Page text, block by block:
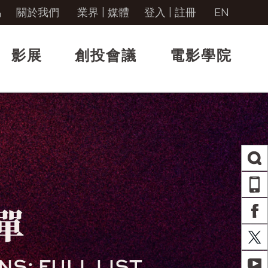
關於我們 業界 | 媒體 登入 註冊 EN
影展 創投會議 電影學院
X